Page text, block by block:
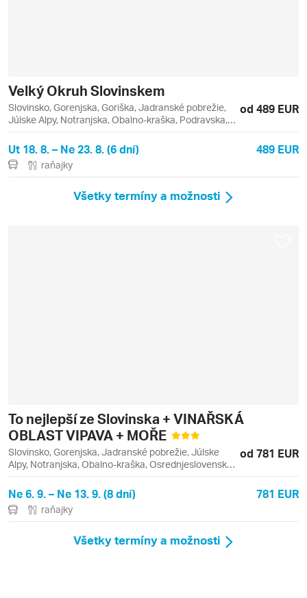
Velký Okruh Slovinskem
Slovinsko, Gorenjska, Goriška, Jadranské pobrežie,
Júlske Alpy, Notranjska, Obalno-kraška, Podravska,
Bled, Idrija, Koper, Lipica, Maribor, Piran, Portorož,
Postojna, Ribčev Laz, Vogel
od 489 EUR
Ut 18. 8. – Ne 23. 8. (6 dní) 489 EUR
raňajky
Všetky termíny a možnosti
To nejlepší ze Slovinska + VINAŘSKÁ
OBLAST VIPAVA + MOŘE
Slovinsko, Gorenjska, Jadranské pobrežie, Júlske
Alpy, Notranjska, Obalno-kraška, Osrednjeslovenska,
Bled, Lipica, Ľubľana, Piran, Postojna, Vogel
od 781 EUR
Ne 6. 9. – Ne 13. 9. (8 dní) 781 EUR
raňajky
Všetky termíny a možnosti